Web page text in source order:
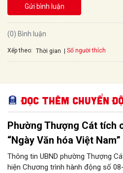
Gửi bình luận
(0) Bình luận
Xếp theo: Thời gian Số người thích
Đọc thêm Chuyển
Phường Thượng Cát tích
“Ngày Văn hóa Việt
Thông tin UBND phường Thượng
hiện Chương trình hành động số